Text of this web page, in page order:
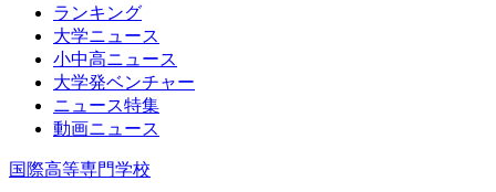
ランキング
大学ニュース
小中高ニュース
大学発ベンチャー
ニュース特集
動画ニュース
国際高等専門学校